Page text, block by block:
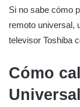
Si no sabe cómo
remoto universal,
televisor Toshiba
Cómo